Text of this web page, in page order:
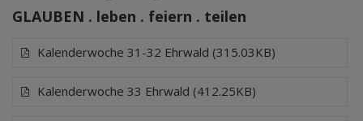
GLAUBEN . leben . feiern . teilen
Kalenderwoche 31-32 Ehrwald (315.03KB)
Kalenderwoche 33 Ehrwald (412.25KB)